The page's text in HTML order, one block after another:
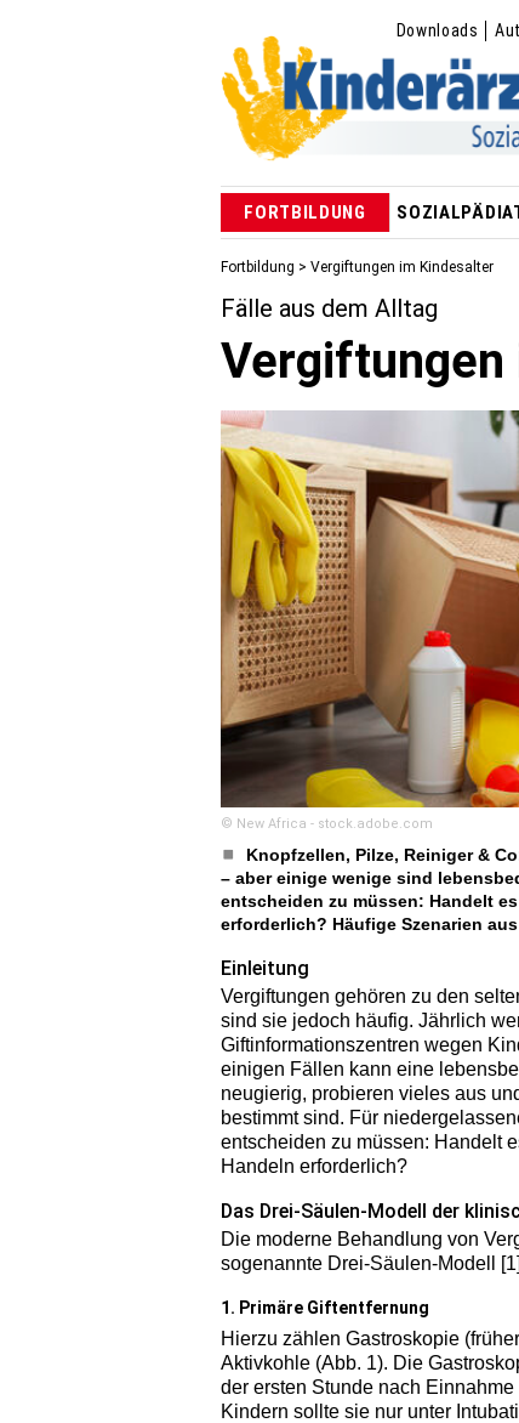
Downloads
FORTBILDUNG
Fortbildung > Vergiftungen im Kindesalter
Fälle aus dem Alltag
© New Africa - stock.adobe.com
Knopfzellen, Pilze, Reiniger &
– aber einige wenige sind
entscheiden zu müssen: Handelt
erforderlich? Häufige Szenarien
Einleitung
Vergiftungen gehören zu den
sind sie jedoch häufig. Jährlich
Giftinformationszentren wegen
einigen Fällen kann eine
neugierig, probieren vieles aus
bestimmt sind. Für
entscheiden zu müssen: Handelt
Handeln erforderlich?
Das Drei-Säulen-Modell der
Die moderne Behandlung von
sogenannte Drei-Säulen-Modell
1. Primäre Giftentfernung
Hierzu zählen Gastroskopie
Aktivkohle (Abb. 1). Die
der ersten Stunde nach
Kindern sollte sie nur unter